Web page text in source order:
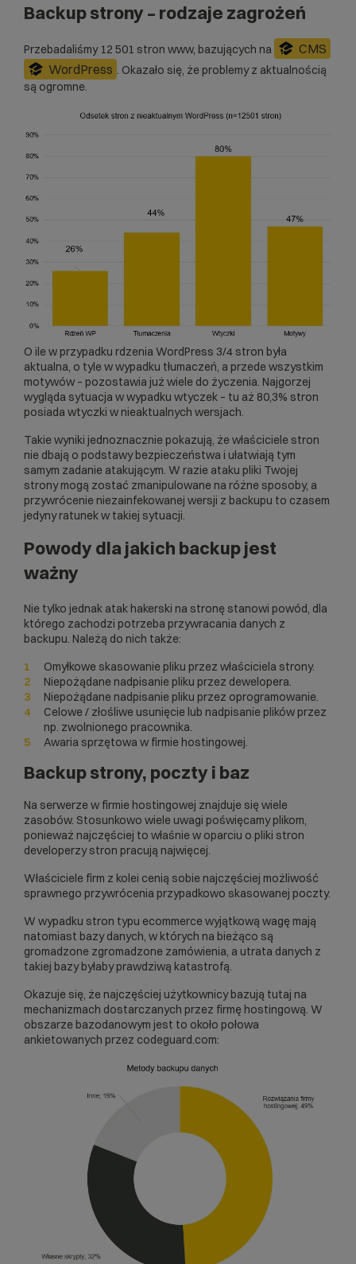
Backup strony – rodzaje zagrożeń
Przebadaliśmy 12 501 stron www, bazujących na
CMS
WordPress . Okazało się, że problemy z aktualnością
są ogromne.
O ile w przypadku rdzenia WordPress 3/4 stron była
aktualna, o tyle w wypadku tłumaczeń, a przede wszystkim
motywów – pozostawia już wiele do życzenia. Najgorzej
wygląda sytuacja w wypadku wtyczek – tu aż 80,3% stron
posiada wtyczki w nieaktualnych wersjach.
Takie wyniki jednoznacznie pokazują, że właściciele stron
nie dbają o podstawy bezpieczeństwa i ułatwiają tym
samym zadanie atakującym. W razie ataku pliki Twojej
strony mogą zostać zmanipulowane na różne sposoby, a
przywrócenie niezainfekowanej wersji z backupu to czasem
jedyny ratunek w takiej sytuacji.
Powody dla jakich backup jest
ważny
Nie tylko jednak atak hakerski na stronę stanowi powód, dla
którego zachodzi potrzeba przywracania danych z
backupu. Należą do nich także:
Omyłkowe skasowanie pliku przez właściciela strony.
Niepożądane nadpisanie pliku przez dewelopera.
Niepożądane nadpisanie pliku przez oprogramowanie.
Celowe / złośliwe usunięcie lub nadpisanie plików przez
np. zwolnionego pracownika.
Awaria sprzętowa w firmie hostingowej.
Backup strony, poczty i baz
Na serwerze w firmie hostingowej znajduje się wiele
zasobów. Stosunkowo wiele uwagi poświęcamy plikom,
ponieważ najczęściej to właśnie w oparciu o pliki stron
developerzy stron pracują najwięcej.
Właściciele firm z kolei cenią sobie najczęściej możliwość
sprawnego przywrócenia przypadkowo skasowanej poczty.
W wypadku stron typu ecommerce wyjątkową wagę mają
natomiast bazy danych, w których na bieżąco są
gromadzone zgromadzone zamówienia, a utrata danych z
takiej bazy byłaby prawdziwą katastrofą.
Okazuje się, że najczęściej użytkownicy bazują tutaj na
mechanizmach dostarczanych przez firmę hostingową. W
obszarze bazodanowym jest to około połowa
ankietowanych przez codeguard.com: